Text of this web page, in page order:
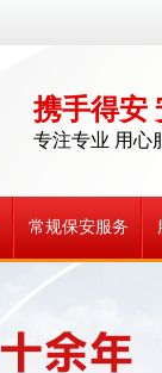
携手得安
专注专业 用心
常规保安服务